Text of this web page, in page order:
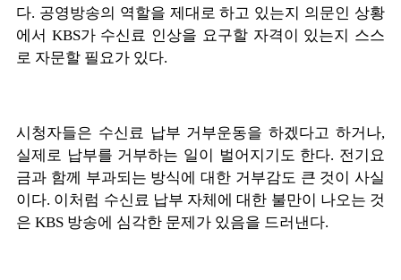
다. 공영방송의 역할을 제대로 하고 있는지 의문인 상황
에서 KBS가 수신료 인상을 요구할 자격이 있는지 스스
로 자문할 필요가 있다.
시청자들은 수신료 납부 거부운동을 하겠다고 하거나,
실제로 납부를 거부하는 일이 벌어지기도 한다. 전기요
금과 함께 부과되는 방식에 대한 거부감도 큰 것이 사실
이다. 이처럼 수신료 납부 자체에 대한 불만이 나오는 것
은 KBS 방송에 심각한 문제가 있음을 드러낸다.